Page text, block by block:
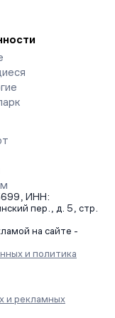
ипотеку по
цену, оставьте
ИНН:
пер., д. 5, стр.
на сайте -
и политика
и рекламных